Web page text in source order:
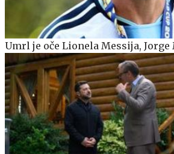
Umrl je oče Lionela Messija, Jorge